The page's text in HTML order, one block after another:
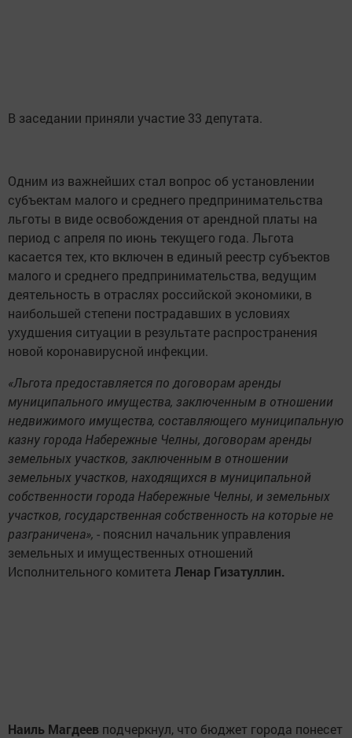
В заседании приняли участие 33 депутата.
Одним из важнейших стал вопрос об установлении
субъектам малого и среднего предпринимательства
льготы в виде освобождения от арендной платы на
период с апреля по июнь текущего года. Льгота
касается тех, кто включен в единый реестр субъектов
малого и среднего предпринимательства, ведущим
деятельность в отраслях российской экономики, в
наибольшей степени пострадавших в условиях
ухудшения ситуации в результате распространения
новой коронавирусной инфекции.
«Льгота предоставляется по договорам аренды
муниципального имущества, заключенным в отношении
недвижимого имущества, составляющего муниципальную
казну города Набережные Челны, договорам аренды
земельных участков, заключенным в отношении
земельных участков, находящихся в муниципальной
собственности города Набережные Челны, и земельных
участков, государственная собственность на которые не
разграничена», - пояснил начальник управления
земельных и имущественных отношений
Исполнительного комитета Ленар Гизатуллин.
Наиль Магдеев подчеркнул, что бюджет города понесет